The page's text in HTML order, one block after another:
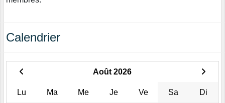
Calendrier
Août 2026
Lu Ma Me Je Ve Sa Di